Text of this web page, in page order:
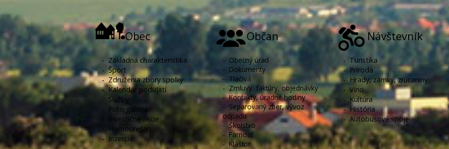
Obec
- Základná charakteristika
-Šport
-Združenia zbory spolky
-Kalendár podujatí
- Služby
- Foto galéria
Investičné akcie
-
Hornoorešan
- Inzercia
Občan
- Obecný úrad
- Dokumenty
- Tlačivá
- Zmluvy, faktúry, objednávky
-Kontakty, úradné hodiny
- Separovaný zber, vývoz
odpadu
-Školstvo
- Farnosť
-Kláštor
Návštevník
- Turistika
-Príroda
- Hrady, zámky, zrúcaniny
- Víno
- Kultúra
-História
- Autobusové spoje